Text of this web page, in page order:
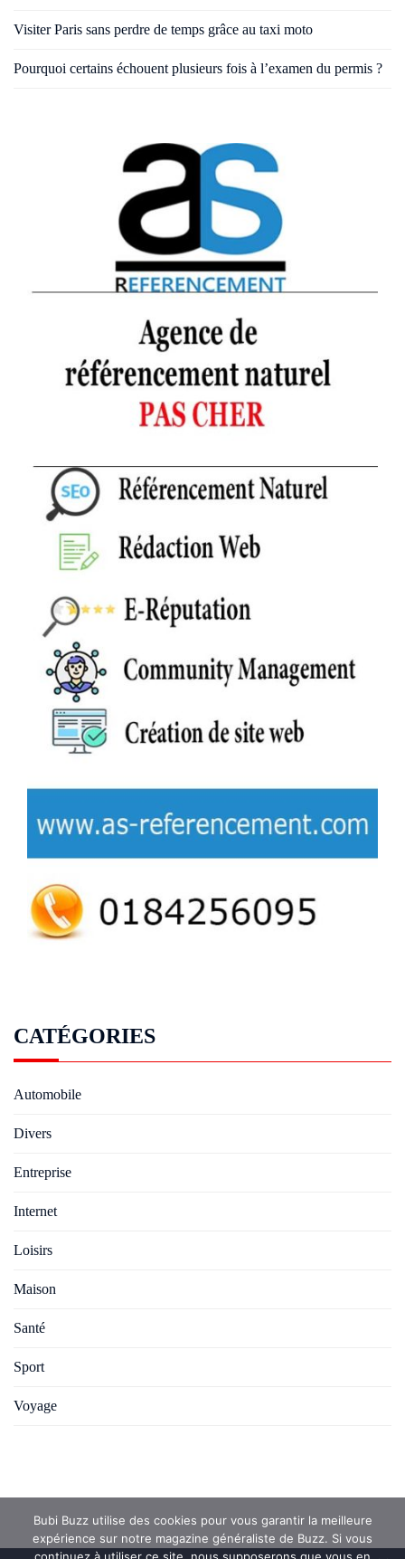
Visiter Paris sans perdre de temps grâce au taxi moto
Pourquoi certains échouent plusieurs fois à l’examen du permis ?
CATÉGORIES
Automobile
Divers
Entreprise
Internet
Loisirs
Maison
Santé
Sport
Voyage
Bubi Buzz utilise des cookies pour vous garantir la meilleure
expérience sur notre magazine généraliste de Buzz. Si vous